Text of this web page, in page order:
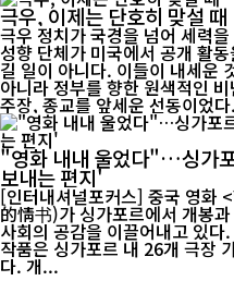
극우, 이제는 단호히 맞설 때
극우 정치가 국경을 넘어 세력
성향 단체가 미국에서 공개 활
길 일이 아니다. 이들이 내세운
아니라 정부를 향한 원색적인
주장, 종교를 앞세운 선동이었
"영화 내내 울었다"…싱가
보내는 편지'
[인터내셔널포커스] 중국 영화
的情书)가 싱가포르에서 개봉
사회의 공감을 이끌어내고 있다. 18일 현지 영화업계에 따르면 이
작품은 싱가포르 내 26개 극장
다. 개...